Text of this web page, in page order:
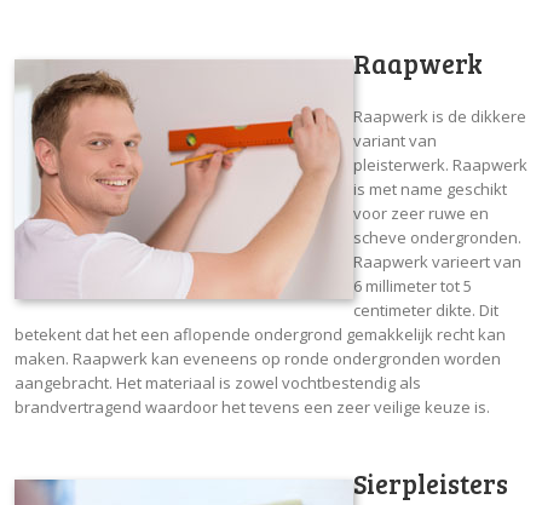
Raapwerk
Raapwerk is de dikkere
variant van
pleisterwerk. Raapwerk
is met name geschikt
voor zeer ruwe en
scheve ondergronden.
Raapwerk varieert van
6 millimeter tot 5
centimeter dikte. Dit
betekent dat het een aflopende ondergrond gemakkelijk recht kan
maken. Raapwerk kan eveneens op ronde ondergronden worden
aangebracht. Het materiaal is zowel vochtbestendig als
brandvertragend waardoor het tevens een zeer veilige keuze is.
Sierpleisters